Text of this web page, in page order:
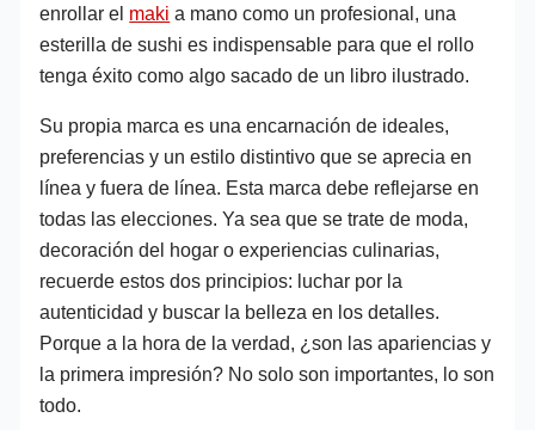
enrollar el maki a mano como un profesional, una
esterilla de sushi es indispensable para que el rollo
tenga éxito como algo sacado de un libro ilustrado.
Su propia marca es una encarnación de ideales,
preferencias y un estilo distintivo que se aprecia en
línea y fuera de línea. Esta marca debe reflejarse en
todas las elecciones. Ya sea que se trate de moda,
decoración del hogar o experiencias culinarias,
recuerde estos dos principios: luchar por la
autenticidad y buscar la belleza en los detalles.
Porque a la hora de la verdad, ¿son las apariencias y
la primera impresión? No solo son importantes, lo son
todo.